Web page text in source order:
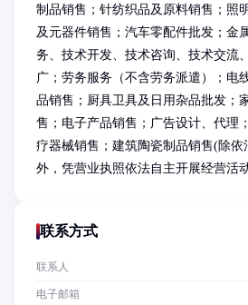
制品销售；针纺织品及原料销售；照
及元器件销售；汽车零配件批发；金
务、技术开发、技术咨询、技术交流
广；劳务服务（不含劳务派遣）；电
品销售；厨具卫具及日用杂品批发；
售；电子产品销售；广告设计、代理
疗器械销售；建筑陶瓷制品销售(除依
外，凭营业执照依法自主开展经营活动
联系方式
联系人
电子邮箱